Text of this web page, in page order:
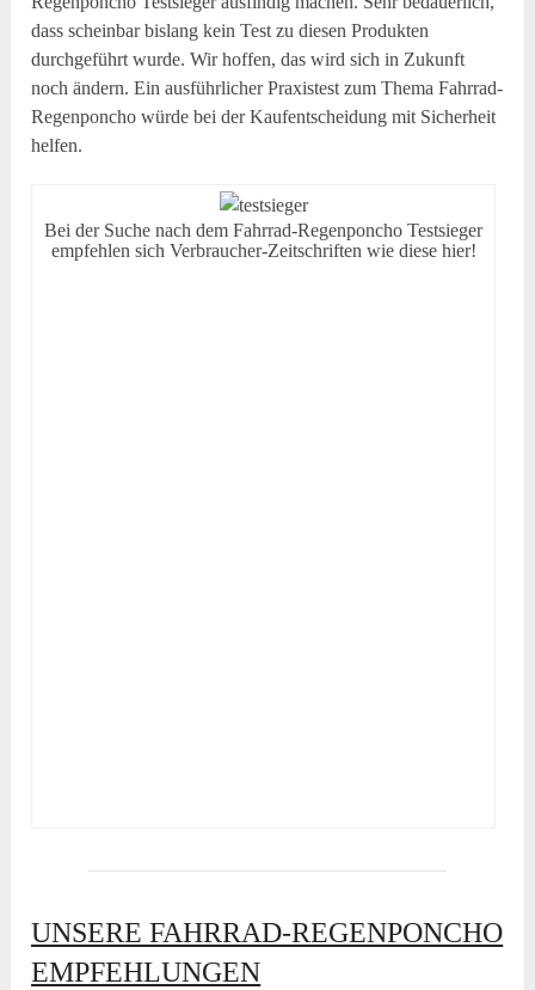
dass scheinbar bislang kein Test zu diesen Produkten
durchgeführt wurde. Wir hoffen, das wird sich in Zukunft
noch ändern. Ein ausführlicher Praxistest zum Thema Fahrrad-
Regenponcho würde bei der Kaufentscheidung mit Sicherheit
helfen.
Bei der Suche nach dem Fahrrad-Regenponcho Testsieger
empfehlen sich Verbraucher-Zeitschriften wie diese hier!
UNSERE FAHRRAD-REGENPONCHO
EMPFEHLUNGEN